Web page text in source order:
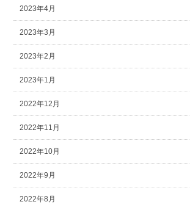
2023年4月
2023年3月
2023年2月
2023年1月
2022年12月
2022年11月
2022年10月
2022年9月
2022年8月